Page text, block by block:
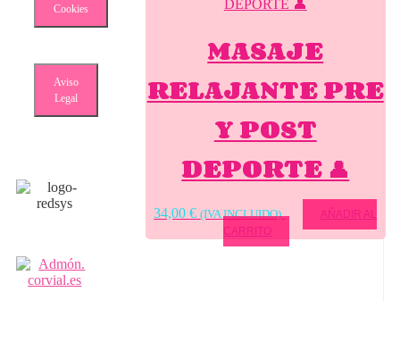
MASAJE
RELAJANTE PRE
Y POST
DEPORTE 👤
34,00€ (IVA INCLUIDO)
AÑADIR AL
CARRITO
Cookies
Aviso
Legal